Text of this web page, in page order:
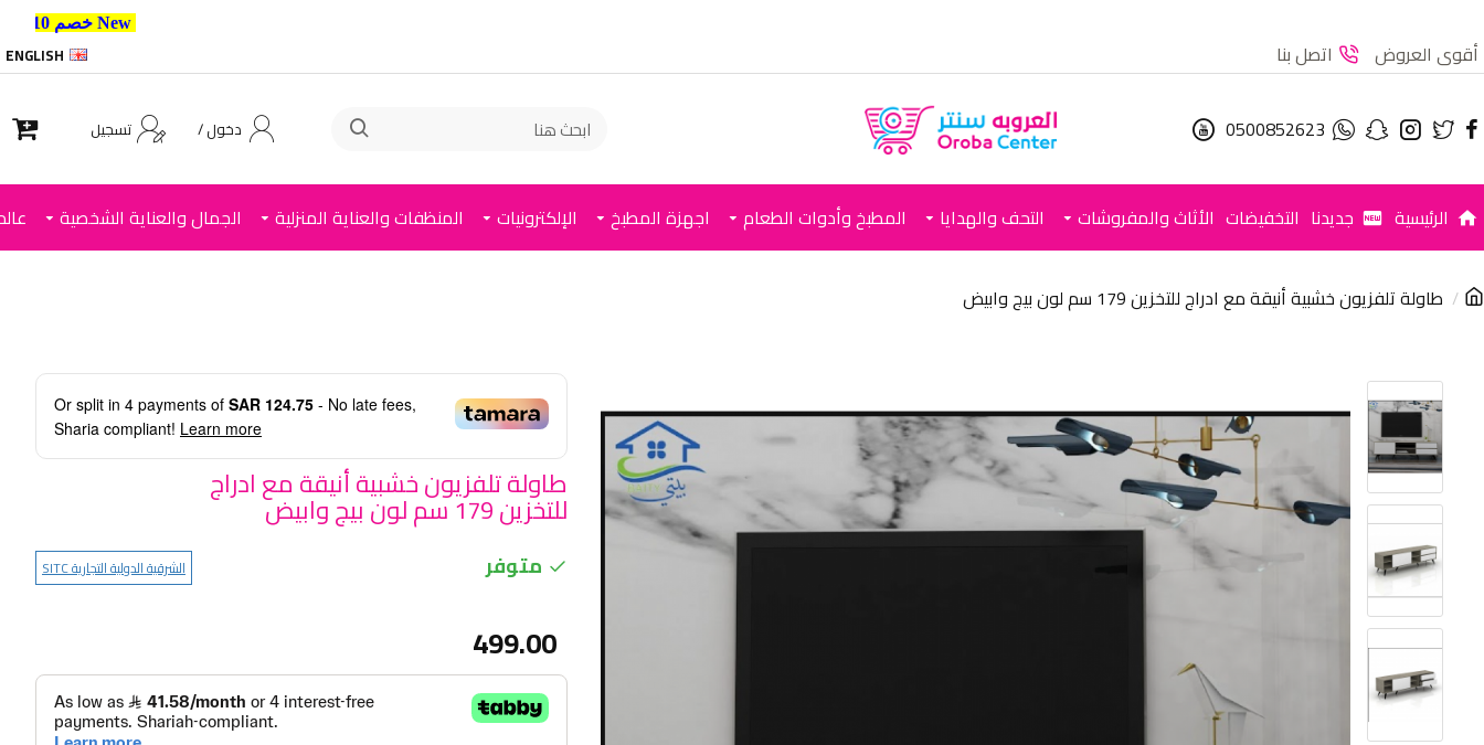
أقوى العروض اتصل بنا ENGLISH
0500852623 دخول / تسجيل
الرئيسية جديدنا التخفيضات الأثاث والمفروشات التحف والهدايا المطبخ وأدوات الطعام اجهزة المطبخ الإلكترونيات المنظفات والعناية المنزلية الجمال والعناية الشخصية
طاولة تلفزيون خشبية أنيقة مع ادراج للتخزين 179 سم لون بيج وابيض
Or split in 4 payments of SAR 124.75 - No late fees,
Sharia compliant! Learn more
طاولة تلفزيون خشبية أنيقة مع ادراج
للتخزين 179 سم لون بيج وابيض
متوفر الشرقية الدولية التجارية SITC
499.00